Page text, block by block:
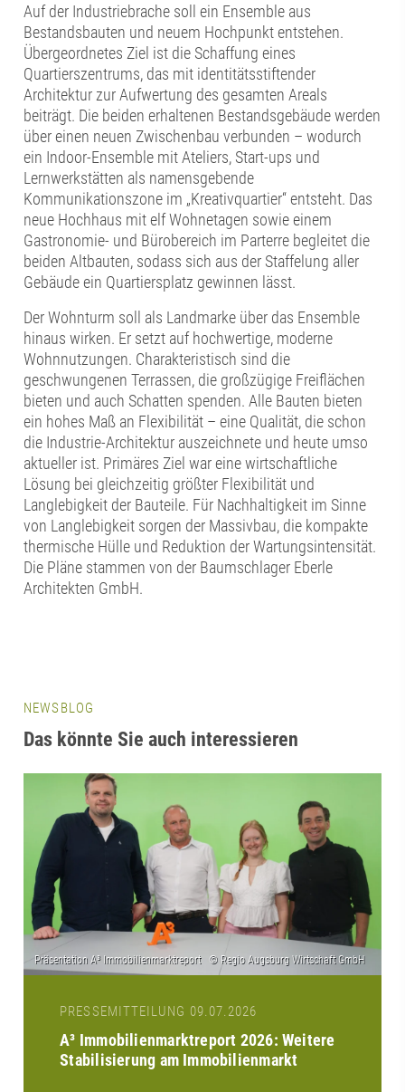
Auf der Industriebrache soll ein Ensemble aus
Bestandsbauten und neuem Hochpunkt entstehen.
Übergeordnetes Ziel ist die Schaffung eines
Quartierszentrums, das mit identitätsstiftender
Architektur zur Aufwertung des gesamten Areals
beiträgt. Die beiden erhaltenen Bestandsgebäude werden
über einen neuen Zwischenbau verbunden – wodurch
ein Indoor-Ensemble mit Ateliers, Start-ups und
Lernwerkstätten als namensgebende
Kommunikationszone im „Kreativquartier“ entsteht. Das
neue Hochhaus mit elf Wohnetagen sowie einem
Gastronomie- und Bürobereich im Parterre begleitet die
beiden Altbauten, sodass sich aus der Staffelung aller
Gebäude ein Quartiersplatz gewinnen lässt.
Der Wohnturm soll als Landmarke über das Ensemble
hinaus wirken. Er setzt auf hochwertige, moderne
Wohnnutzungen. Charakteristisch sind die
geschwungenen Terrassen, die großzügige Freiflächen
bieten und auch Schatten spenden. Alle Bauten bieten
ein hohes Maß an Flexibilität – eine Qualität, die schon
die Industrie-Architektur auszeichnete und heute umso
aktueller ist. Primäres Ziel war eine wirtschaftliche
Lösung bei gleichzeitig größter Flexibilität und
Langlebigkeit der Bauteile. Für Nachhaltigkeit im Sinne
von Langlebigkeit sorgen der Massivbau, die kompakte
thermische Hülle und Reduktion der Wartungsintensität.
Die Pläne stammen von der Baumschlager Eberle
Architekten GmbH.
NEWSBLOG
Das könnte Sie auch interessieren
PRESSEMITTEILUNG 09.07.2026
A³ Immobilienmarktreport 2026: Weitere
Stabilisierung am Immobilienmarkt